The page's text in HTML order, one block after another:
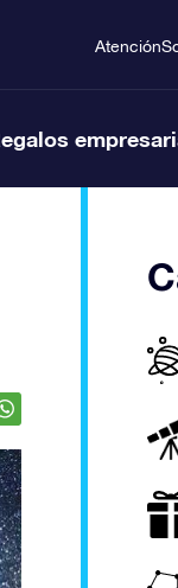
Atención